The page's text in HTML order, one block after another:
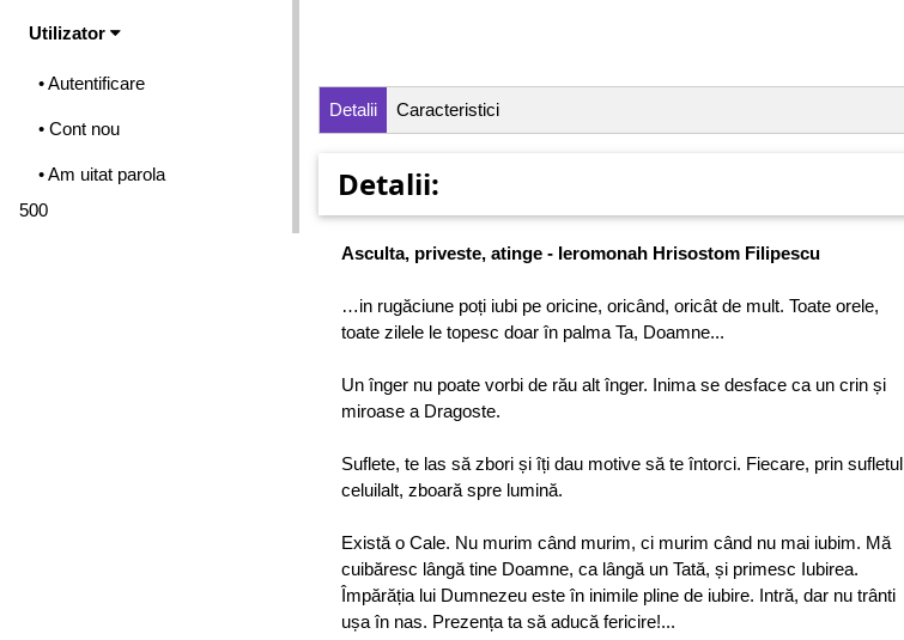
Utilizator
• Autentificare
• Cont nou
• Am uitat parola
500
Detalii Caracteristici
Detalii:
Asculta, priveste, atinge - Ieromonah Hrisostom Filipescu
…in rugăciune poți iubi pe oricine, oricând, oricât de mult. Toate orele,
toate zilele le topesc doar în palma Ta, Doamne...
Un înger nu poate vorbi de rău alt înger. Inima se desface ca un crin și
miroase a Dragoste.
Suflete, te las să zbori și îți dau motive să te întorci. Fiecare, prin sufletul
celuilalt, zboară spre lumină.
Există o Cale. Nu murim când murim, ci murim când nu mai iubim. Mă
cuibăresc lângă tine Doamne, ca lângă un Tată, și primesc Iubirea.
Împărăția lui Dumnezeu este în inimile pline de iubire. Intră, dar nu trânti
ușa în nas. Prezența ta să aducă fericire!...